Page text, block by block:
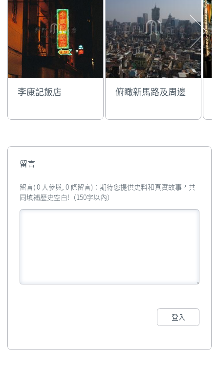
李康記飯店 俯瞰新馬路及周邊
留言
留言( 0 人參與, 0 條留言)：期待您提供史料和真實故事，共
同填補歷史空白!（150字以內）
登入